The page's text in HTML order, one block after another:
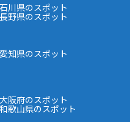
石川県のスポット
長野県のスポット
愛知県のスポット
大阪府のスポット
和歌山県のスポット